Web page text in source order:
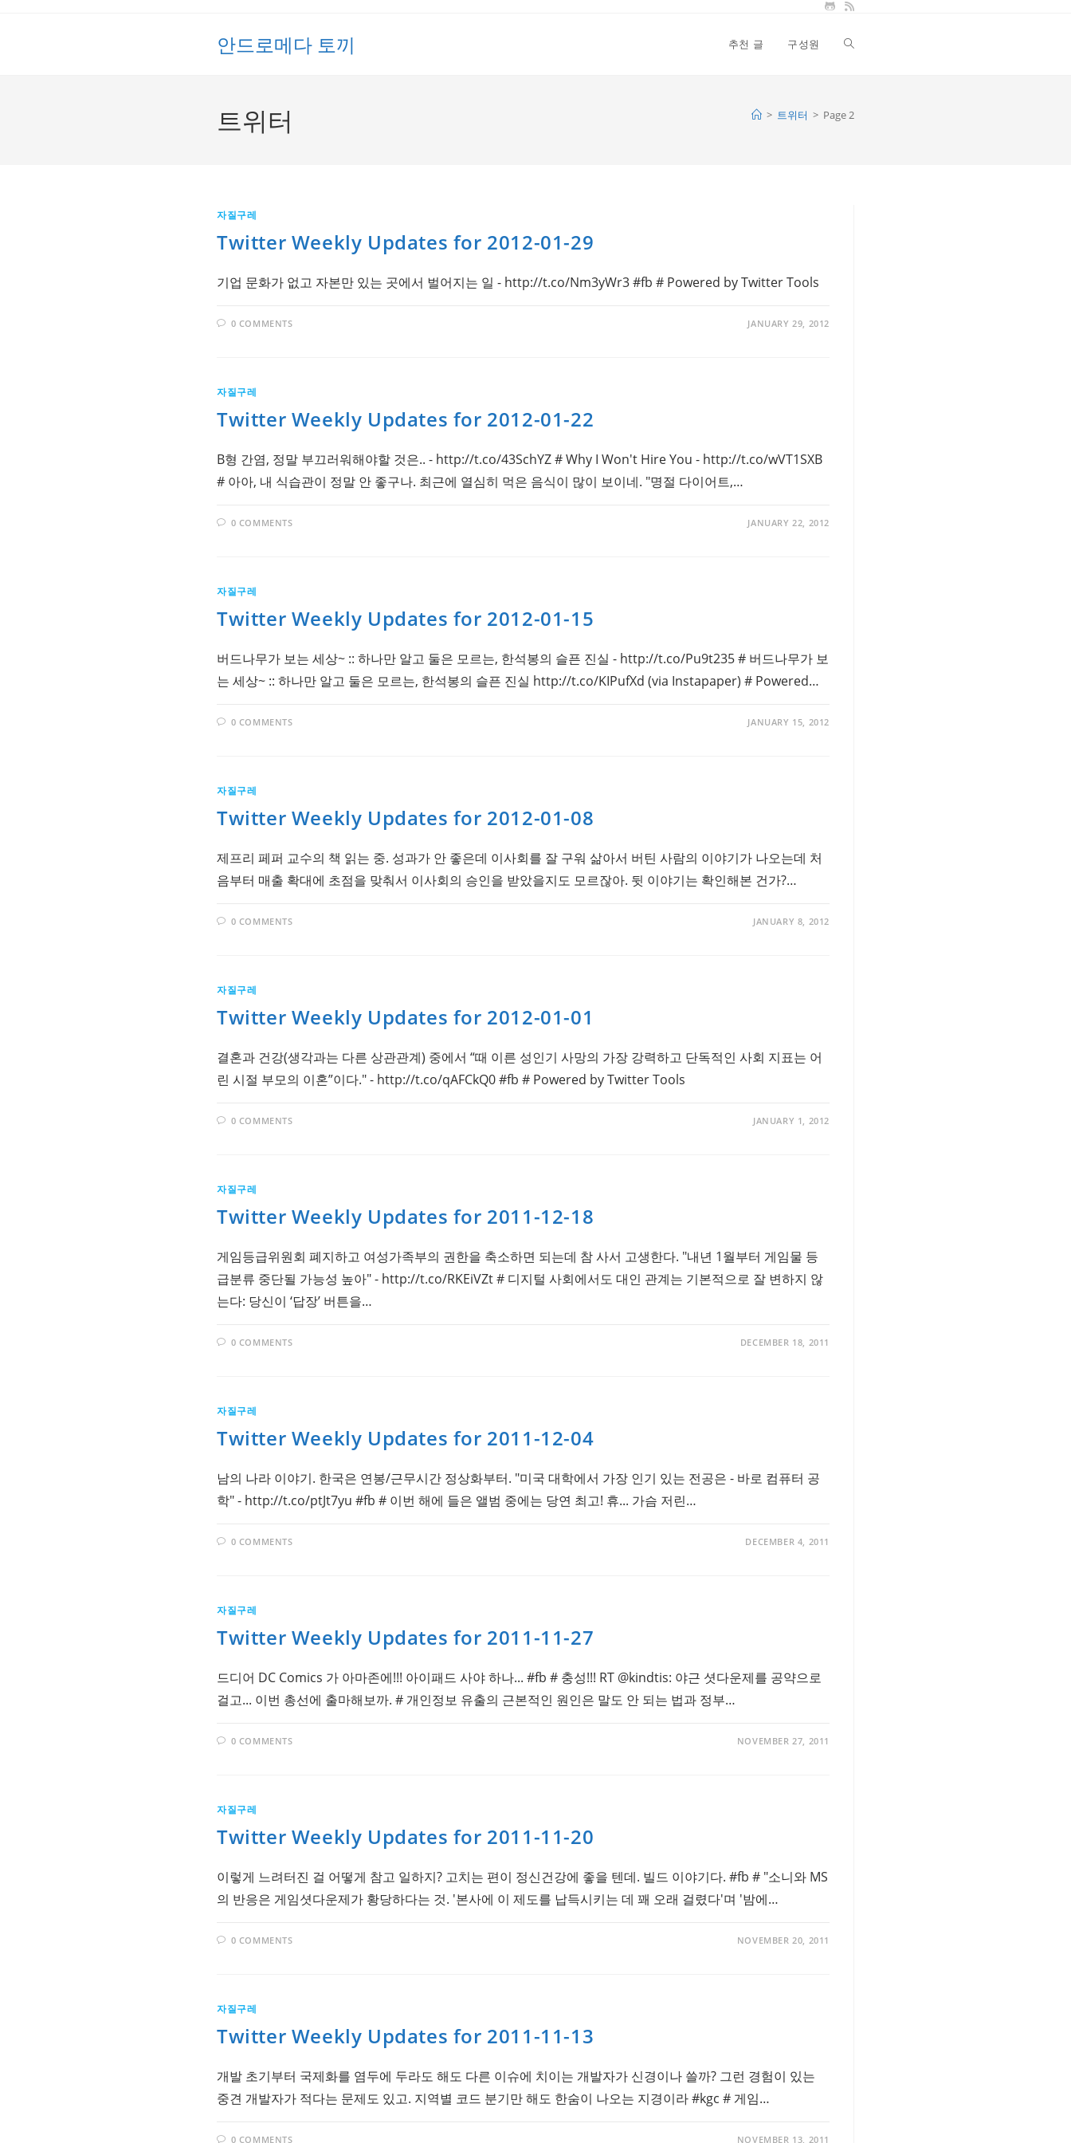
안드로메다 토끼 추천 글 구성원 Toggle
트위터 > 트위터 > Page 2
자질구레
Twitter Weekly Updates for 2012-01-29
기업 문화가 없고 자본만 있는 곳에서 벌어지는 일 - http://t.co/Nm3yWr3 #fb # Powered by Twitter Tools
0 COMMENTS JANUARY 29, 2012
자질구레
Twitter Weekly Updates for 2012-01-22
B형 간염, 정말 부끄러워해야할 것은.. - http://t.co/43SchYZ # Why I Won't Hire You - http://t.co/wVT1SXB
# 아아, 내 식습관이 정말 안 좋구나. 최근에 열심히 먹은 음식이 많이 보이네. "명절 다이어트,…
0 COMMENTS JANUARY 22, 2012
자질구레
Twitter Weekly Updates for 2012-01-15
버드나무가 보는 세상~ :: 하나만 알고 둘은 모르는, 한석봉의 슬픈 진실 - http://t.co/Pu9t235 # 버드나무가 보
는 세상~ :: 하나만 알고 둘은 모르는, 한석봉의 슬픈 진실 http://t.co/KIPufXd (via Instapaper) # Powered…
0 COMMENTS JANUARY 15, 2012
자질구레
Twitter Weekly Updates for 2012-01-08
제프리 페퍼 교수의 책 읽는 중. 성과가 안 좋은데 이사회를 잘 구워 삶아서 버틴 사람의 이야기가 나오는데 처
음부터 매출 확대에 초점을 맞춰서 이사회의 승인을 받았을지도 모르잖아. 뒷 이야기는 확인해본 건가?…
0 COMMENTS JANUARY 8, 2012
자질구레
Twitter Weekly Updates for 2012-01-01
결혼과 건강(생각과는 다른 상관관계) 중에서 “때 이른 성인기 사망의 가장 강력하고 단독적인 사회 지표는 어
린 시절 부모의 이혼”이다." - http://t.co/qAFCkQ0 #fb # Powered by Twitter Tools
0 COMMENTS JANUARY 1, 2012
자질구레
Twitter Weekly Updates for 2011-12-18
게임등급위원회 폐지하고 여성가족부의 권한을 축소하면 되는데 참 사서 고생한다. "내년 1월부터 게임물 등
급분류 중단될 가능성 높아" - http://t.co/RKEiVZt # 디지털 사회에서도 대인 관계는 기본적으로 잘 변하지 않
는다: 당신이 ‘답장’ 버튼을…
0 COMMENTS DECEMBER 18, 2011
자질구레
Twitter Weekly Updates for 2011-12-04
남의 나라 이야기. 한국은 연봉/근무시간 정상화부터. "미국 대학에서 가장 인기 있는 전공은 - 바로 컴퓨터 공
학" - http://t.co/ptJt7yu #fb # 이번 해에 들은 앨범 중에는 당연 최고! 휴... 가슴 저린…
0 COMMENTS DECEMBER 4, 2011
자질구레
Twitter Weekly Updates for 2011-11-27
드디어 DC Comics 가 아마존에!!! 아이패드 사야 하나... #fb # 충성!!! RT @kindtis: 야근 셧다운제를 공약으로
걸고... 이번 총선에 출마해보까. # 개인정보 유출의 근본적인 원인은 말도 안 되는 법과 정부…
0 COMMENTS NOVEMBER 27, 2011
자질구레
Twitter Weekly Updates for 2011-11-20
이렇게 느려터진 걸 어떻게 참고 일하지? 고치는 편이 정신건강에 좋을 텐데. 빌드 이야기다. #fb # "소니와 MS
의 반응은 게임셧다운제가 황당하다는 것. '본사에 이 제도를 납득시키는 데 꽤 오래 걸렸다'며 '밤에…
0 COMMENTS NOVEMBER 20, 2011
자질구레
Twitter Weekly Updates for 2011-11-13
개발 초기부터 국제화를 염두에 두라도 해도 다른 이슈에 치이는 개발자가 신경이나 쓸까? 그런 경험이 있는
중견 개발자가 적다는 문제도 있고. 지역별 코드 분기만 해도 한숨이 나오는 지경이라 #kgc # 게임…
0 COMMENTS NOVEMBER 13, 2011